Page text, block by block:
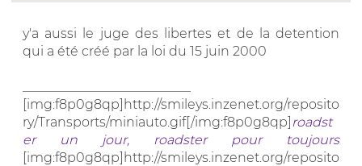
y'a aussi le juge des libertes et de la detention
qui a été créé par la loi du 15 juin 2000
[img:f8p0g8qp]http://smileys.inzenet.org/reposito
ry/Transports/miniauto.gif[/img:f8p0g8qp] roadst
er un jour, roadster pour toujours
[img:f8p0g8qp]http://smileys.inzenet.org/reposito